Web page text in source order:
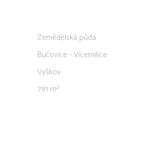
Zemědělská půda
Bučovice - Vícemilice
Vyškov
791 m²